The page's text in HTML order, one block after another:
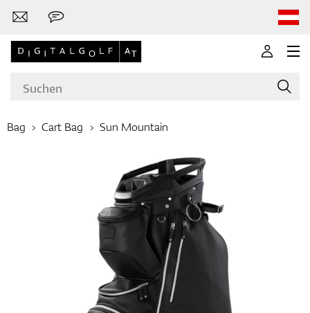
Marken
Golfschläger
Bekleidung
Bag Cart Bag Sun Mountain